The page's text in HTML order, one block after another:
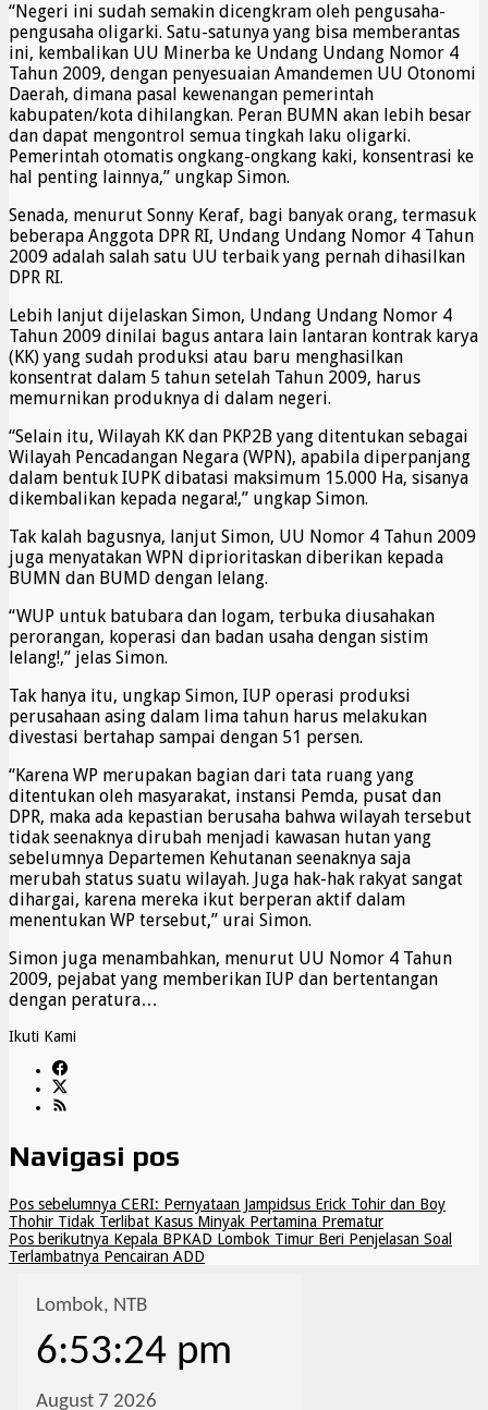
“Negeri ini sudah semakin dicengkram oleh pengusaha-
pengusaha oligarki. Satu-satunya yang bisa memberantas
ini, kembalikan UU Minerba ke Undang Undang Nomor 4
Tahun 2009, dengan penyesuaian Amandemen UU Otonomi
Daerah, dimana pasal kewenangan pemerintah
kabupaten/kota dihilangkan. Peran BUMN akan lebih besar
dan dapat mengontrol semua tingkah laku oligarki.
Pemerintah otomatis ongkang-ongkang kaki, konsentrasi ke
hal penting lainnya,” ungkap Simon.
Senada, menurut Sonny Keraf, bagi banyak orang, termasuk
beberapa Anggota DPR RI, Undang Undang Nomor 4 Tahun
2009 adalah salah satu UU terbaik yang pernah dihasilkan
DPR RI.
Lebih lanjut dijelaskan Simon, Undang Undang Nomor 4
Tahun 2009 dinilai bagus antara lain lantaran kontrak karya
(KK) yang sudah produksi atau baru menghasilkan
konsentrat dalam 5 tahun setelah Tahun 2009, harus
memurnikan produknya di dalam negeri.
“Selain itu, Wilayah KK dan PKP2B yang ditentukan sebagai
Wilayah Pencadangan Negara (WPN), apabila diperpanjang
dalam bentuk IUPK dibatasi maksimum 15.000 Ha, sisanya
dikembalikan kepada negara!,” ungkap Simon.
Tak kalah bagusnya, lanjut Simon, UU Nomor 4 Tahun 2009
juga menyatakan WPN diprioritaskan diberikan kepada
BUMN dan BUMD dengan lelang.
“WUP untuk batubara dan logam, terbuka diusahakan
perorangan, koperasi dan badan usaha dengan sistim
lelang!,” jelas Simon.
Tak hanya itu, ungkap Simon, IUP operasi produksi
perusahaan asing dalam lima tahun harus melakukan
divestasi bertahap sampai dengan 51 persen.
“Karena WP merupakan bagian dari tata ruang yang
ditentukan oleh masyarakat, instansi Pemda, pusat dan
DPR, maka ada kepastian berusaha bahwa wilayah tersebut
tidak seenaknya dirubah menjadi kawasan hutan yang
sebelumnya Departemen Kehutanan seenaknya saja
merubah status suatu wilayah. Juga hak-hak rakyat sangat
dihargai, karena mereka ikut berperan aktif dalam
menentukan WP tersebut,” urai Simon.
Simon juga menambahkan, menurut UU Nomor 4 Tahun
2009, pejabat yang memberikan IUP dan bertentangan
dengan peratura…
Ikuti Kami
Navigasi pos
Pos sebelumnya CERI: Pernyataan Jampidsus Erick Tohir dan Boy
Thohir Tidak Terlibat Kasus Minyak Pertamina Prematur
Pos berikutnya Kepala BPKAD Lombok Timur Beri Penjelasan Soal
Terlambatnya Pencairan ADD